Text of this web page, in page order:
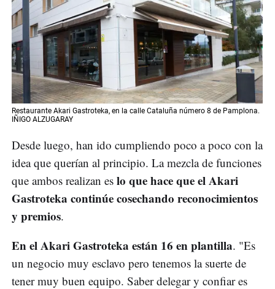
Restaurante Akari Gastroteka, en la calle Cataluña número 8 de Pamplona.
IÑIGO ALZUGARAY
Desde luego, han ido cumpliendo poco a poco con la
idea que querían al principio. La mezcla de funciones
que ambos realizan es lo que hace que el Akari
Gastroteka continúe cosechando reconocimientos
y premios.
En el Akari Gastroteka están 16 en plantilla. "Es
un negocio muy esclavo pero tenemos la suerte de
tener muy buen equipo. Saber delegar y confiar es